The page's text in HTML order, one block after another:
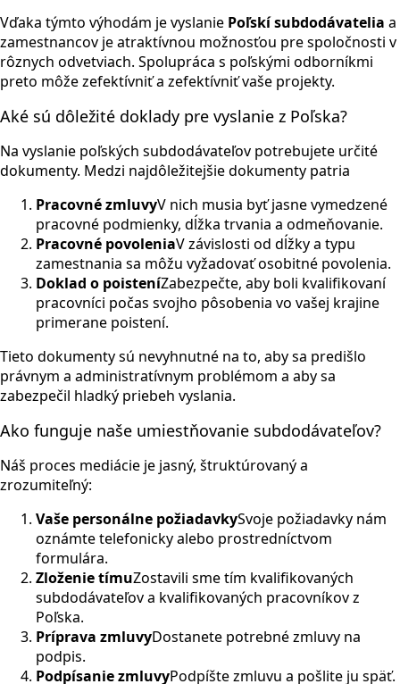
Vďaka týmto výhodám je vyslanie Poľskí subdodávatelia a
zamestnancov je atraktívnou možnosťou pre spoločnosti v
rôznych odvetviach. Spolupráca s poľskými odborníkmi
preto môže zefektívniť a zefektívniť vaše projekty.
Aké sú dôležité doklady pre vyslanie z Poľska?
Na vyslanie poľských subdodávateľov potrebujete určité
dokumenty. Medzi najdôležitejšie dokumenty patria
Pracovné zmluvyV nich musia byť jasne vymedzené
pracovné podmienky, dĺžka trvania a odmeňovanie.
Pracovné povoleniaV závislosti od dĺžky a typu
zamestnania sa môžu vyžadovať osobitné povolenia.
Doklad o poisteníZabezpečte, aby boli kvalifikovaní
pracovníci počas svojho pôsobenia vo vašej krajine
primerane poistení.
Tieto dokumenty sú nevyhnutné na to, aby sa predišlo
právnym a administratívnym problémom a aby sa
zabezpečil hladký priebeh vyslania.
Ako funguje naše umiestňovanie subdodávateľov?
Náš proces mediácie je jasný, štruktúrovaný a
zrozumiteľný:
Vaše personálne požiadavkySvoje požiadavky nám
oznámte telefonicky alebo prostredníctvom
formulára.
Zloženie tímuZostavili sme tím kvalifikovaných
subdodávateľov a kvalifikovaných pracovníkov z
Poľska.
Príprava zmluvyDostanete potrebné zmluvy na
podpis.
Podpísanie zmluvyPodpíšte zmluvu a pošlite ju späť.